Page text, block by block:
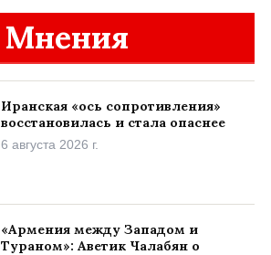
Мнения
Иранская «ось сопротивления»
восстановилась и стала опаснее
6 августа 2026 г.
«Армения между Западом и
Тураном»: Аветик Чалабян о